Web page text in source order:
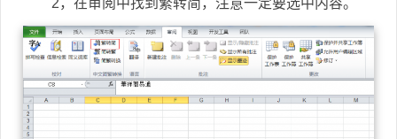
2，在审阅中找到繁转简，注意一定要选中内容。